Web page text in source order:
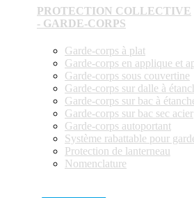
PROTECTION COLLECTIVE
- GARDE-CORPS
Garde-corps à plat
Garde-corps en applique et
Garde-corps sous couvertine
Garde-corps sur dalle à
Garde-corps sur bac à
Garde-corps sur bac sec acier
Garde-corps autoportant
Système rabattable pour
Protection de lanterneau
Nomenclature